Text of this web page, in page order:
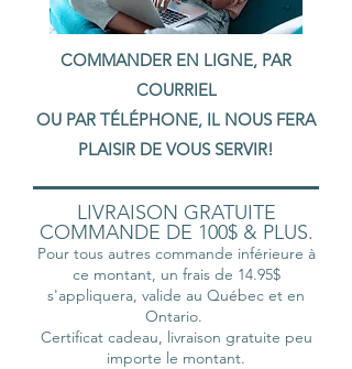
COMMANDER EN LIGNE, PAR
COURRIEL
OU PAR TÉLÉPHONE, IL NOUS FERA
PLAISIR DE VOUS SERVIR!
LIVRAISON GRATUITE
COMMANDE DE 100$ & PLUS.
Pour tous autres commande inférieure à
ce montant, un frais de 14.95$
s'appliquera, valide au Québec et en
Ontario.
Certificat cadeau, livraison gratuite peu
importe le montant.